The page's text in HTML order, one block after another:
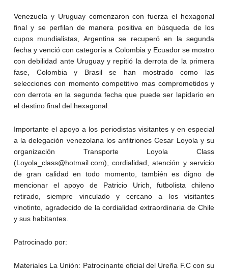
Venezuela y Uruguay comenzaron con fuerza el hexagonal
final y se perfilan de manera positiva en búsqueda de los
cupos mundialistas, Argentina se recuperó en la segunda
fecha y venció con categoría a Colombia y Ecuador se mostro
con debilidad ante Uruguay y repitió la derrota de la primera
fase, Colombia y Brasil se han mostrado como las
selecciones con momento competitivo mas comprometidos y
con derrota en la segunda fecha que puede ser lapidario en
el destino final del hexagonal.
Importante el apoyo a los periodistas visitantes y en especial
a la delegación venezolana los anfitriones Cesar Loyola y su
organización Transporte Loyola Class
(Loyola_class@hotmail.com), cordialidad, atención y servicio
de gran calidad en todo momento, también es digno de
mencionar el apoyo de Patricio Urich, futbolista chileno
retirado, siempre vinculado y cercano a los visitantes
vinotinto, agradecido de la cordialidad extraordinaria de Chile
y sus habitantes.
Patrocinado por:
Materiales La Unión: Patrocinante oficial del Ureña F.C con su